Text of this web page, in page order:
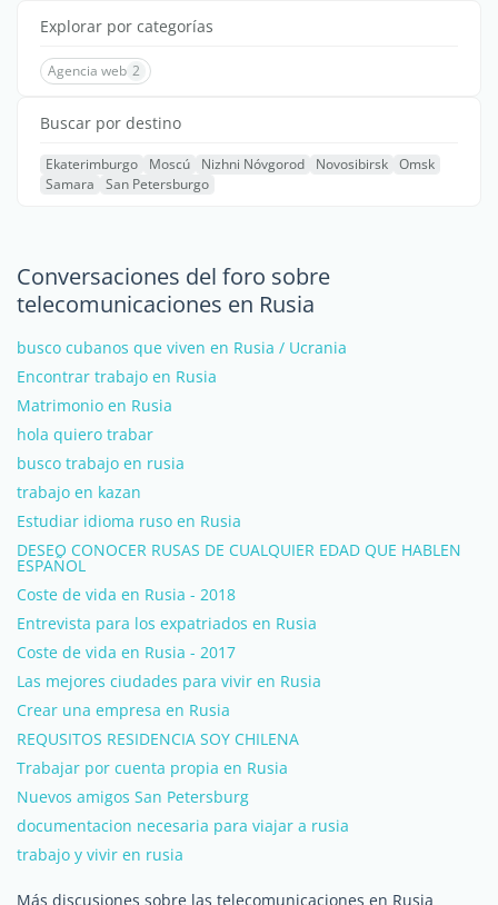
Explorar por categorías
Agencia web 2
Buscar por destino
Ekaterimburgo Moscú Nizhni Nóvgorod Novosibirsk Omsk
Samara
San Petersburgo
Conversaciones del foro sobre
telecomunicaciones en Rusia
busco cubanos que viven en Rusia / Ucrania
Encontrar trabajo en Rusia
Matrimonio en Rusia
hola quiero trabar
busco trabajo en rusia
trabajo en kazan
Estudiar idioma ruso en Rusia
DESEO CONOCER RUSAS DE CUALQUIER EDAD QUE HABLEN
ESPAÑOL
Coste de vida en Rusia - 2018
Entrevista para los expatriados en Rusia
Coste de vida en Rusia - 2017
Las mejores ciudades para vivir en Rusia
Crear una empresa en Rusia
REQUSITOS RESIDENCIA SOY CHILENA
Trabajar por cuenta propia en Rusia
Nuevos amigos San Petersburg
documentacion necesaria para viajar a rusia
trabajo y vivir en rusia
Más discusiones sobre las telecomunicaciones en Rusia